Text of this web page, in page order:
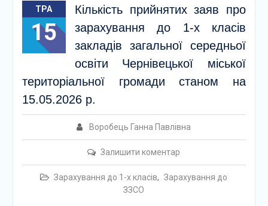
ТРА
15
Кількість прийнятих заяв про
зарахування до 1-х класів
закладів загальної середньої
освіти Чернівецької міської
територіальної громади станом на
15.05.2026 р.
Воробець Ганна Павлівна
Залишити коментар
Зарахування до 1-х класів, Зарахування до
ЗЗСО